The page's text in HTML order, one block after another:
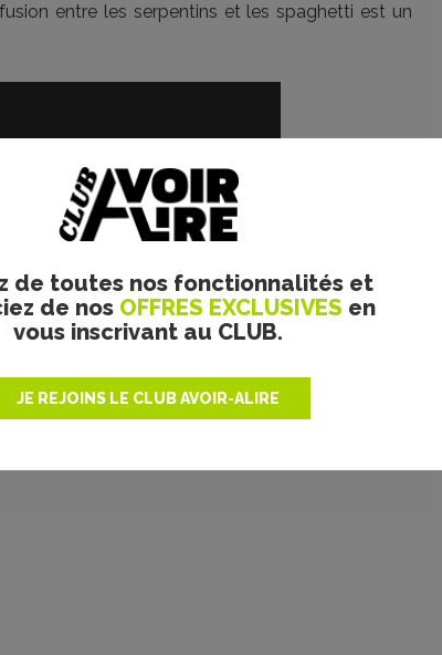
de toutes nos fonctionnalités et
de nos OFFRES EXCLUSIVES en
vous inscrivant au CLUB.
JE REJOINS LE CLUB AVOIR-ALIRE
entre les serpentins et les spaghetti est un